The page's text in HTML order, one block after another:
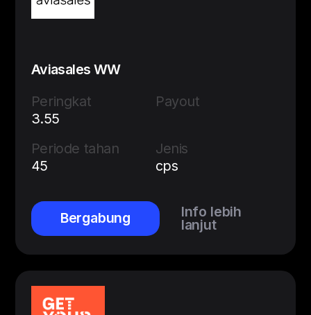
Aviasales WW
Peringkat
3.55
Payout
Periode tahan
45
Jenis
cps
Bergabung Info lebih
lanjut